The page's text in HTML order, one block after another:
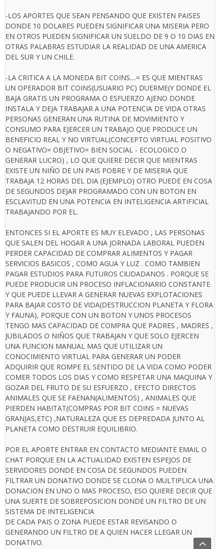
-LOS APORTES QUE SEAN PENSANDO QUE EXISTEN PAISES
DONDE 10 DOLARES PUEDEN SIGNIFICAR UNA MISERIA PERO
EN OTROS PUEDEN SIGNIFICAR UN SUELDO DE 9 O 10 DIAS EN
OTRAS PALABRAS ESTUDIAR LA REALIDAD DE UNA AMERICA
DEL SUR Y UN CHILE.
-LA CRITICA A LA MONEDA BIT COINS....= ES QUE MIENTRAS
UN OPERADOR BIT COINS(USUARIO PC) DUERME(Y DONDE EL
BAJA GRATIS UN PROGRAMA O ESFUERZO AJENO DONDE
INSTALA Y DEJA TRABAJAR A UNA POTENCIA DE VIDA OTRAS
PERSONAS GENERAN UNA RUTINA DE MOVIMIENTO Y
CONSUMO PARA EJERCER UN TRABAJO QUE PRODUCE UN
BENEFICIO REAL Y NO VIRTUAL(CONCEPTO VIRTUAL POSITIVO
O NEGATIVO= OBJETIVO= BIEN SOCIAL - ECOLOGICO O
GENERAR LUCRO) , LO QUE QUIERE DECIR QUE MIENTRAS
EXISTE UN NIÑO DE UN PAIS POBRE Y DE MISERIA QUE
TRABAJA 12 HORAS DEL DIA (EJEMPLO) OTRO PUEDE EN COSA
DE SEGUNDOS DEJAR PROGRAMADO CON UN BOTON EN
ESCLAVITUD EN UNA POTENCIA EN INTELIGENCIA ARTIFICIAL
TRABAJANDO POR EL.
ENTONCES SI EL APORTE ES MUY ELEVADO , LAS PERSONAS
QUE SALEN DEL HOGAR A UNA JORNADA LABORAL PUEDEN
PERDER CAPACIDAD DE COMPRAR ALIMENTOS Y PAGAR
SERVICIOS BASICOS , COMO AGUA Y LUZ . COMO TAMBIEN
PAGAR ESTUDIOS PARA FUTUROS CIUDADANOS . PORQUE SE
PUEDE PRODUCIR UN PROCESO INFLACIONARIO CONSTANTE
Y QUE PUEDE LLEVAR A GENERAR NUEVAS EXPLOTACIONES
PARA BAJAR COSTO DE VIDA(DESTRUCCION PLANETA Y FLORA
Y FAUNA), PORQUE CON UN BOTON Y UNOS PROCESOS
TENGO MAS CAPACIDAD DE COMPRA QUE PADRES , MADRES ,
JUBILADOS O NIÑOS QUE TRABAJAN Y QUE SOLO EJERCEN
UNA FUNCION MANUAL MAS QUE UTILIZAR UN
CONOCIMIENTO VIRTUAL PARA GENERAR UN PODER
ADQUIRIR QUE ROMPE EL SENTIDO DE LA VIDA COMO PODER
COMER TODOS LOS DIAS Y COMO RESPETAR UNA MAQUINA Y
GOZAR DEL FRUTO DE SU ESFUERZO , EFECTO DIRECTOS
ANIMALES QUE SE FAENAN(ALIMENTOS) , ANIMALES QUE
PIERDEN HABITAT(COMPRAS POR BIT COINS = NUEVAS
GRANJAS,ETC) ,NATURALEZA QUE ES DEPREDADA JUNTO AL
PLANETA COMO DESTRUIR EQUILIBRIO.
POR EL APORTE ENTRAR EN CONTACTO MEDIANTE EMAIL O
CHAT PORQUE EN LA ACTUALIDAD EXISTEN ESPEJOS DE
SERVIDORES DONDE EN COSA DE SEGUNDOS PUEDEN
FILTRAR UN DONATIVO DONDE SE CLONA O MULTIPLICA UNA
DONACION EN UNO O MAS PROCESO, ESO QUIERE DECIR QUE
UNA SUERTE DE SOBREPOSICION DONDE UN FILTRO DE UN
SISTEMA DE INTELIGENCIA
DE CADA PAIS O ZONA PUEDE ESTAR REVISANDO O
GENERANDO UN FILTRO DE A QUIEN HACER LLEGAR UN
DONATIVO.